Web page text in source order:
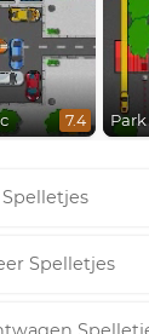
7.4 Park
Spelletjes